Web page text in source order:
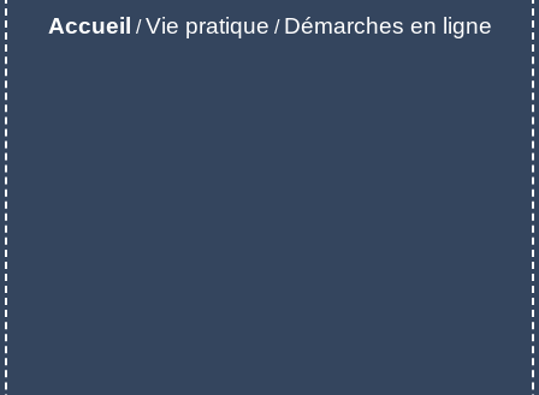
Accueil /Vie pratique / Démarches en ligne